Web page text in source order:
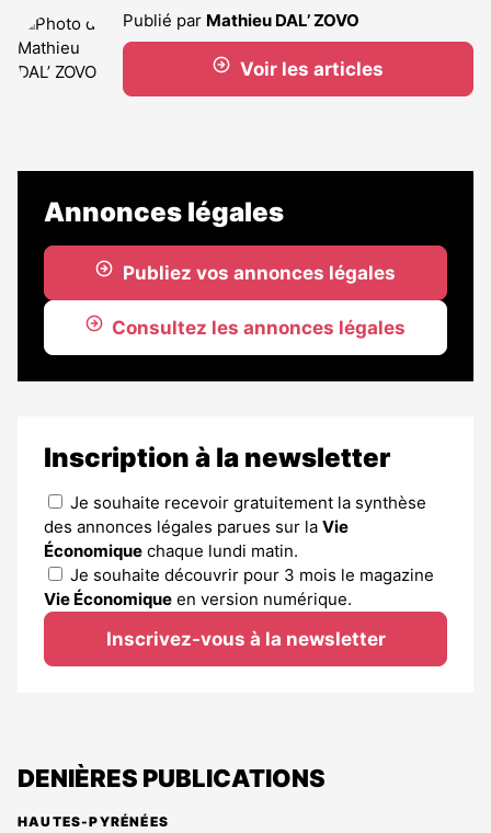
Publié par Mathieu DAL’ ZOVO
Voir les articles
Annonces légales
Publiez vos annonces légales
Consultez les annonces légales
Inscription à la newsletter
Je souhaite recevoir gratuitement la synthèse
des annonces légales parues sur la Vie
Économique chaque lundi matin.
Je souhaite découvrir pour 3 mois le magazine
Vie Économique en version numérique.
Inscrivez-vous à la newsletter
DENIÈRES PUBLICATIONS
HAUTES-PYRÉNÉES